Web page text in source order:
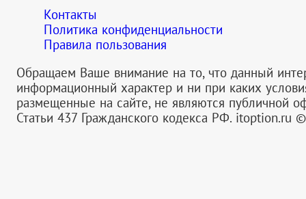
Контакты
Политика конфиденциальности
Правила пользования
Обращаем Ваше внимание на то, что данный
информационный характер и ни при каких
размещенные на сайте, не являются публичной
Статьи 437 Гражданского кодекса РФ. itoption.ru